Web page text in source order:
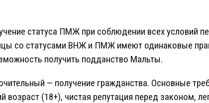
статуса ПМЖ при соблюдении всех условий
со статусами ВНЖ и ПМЖ имеют одинаковые
получить подданство Мальты.
— получение гражданства. Основные
возраст (18+), чистая репутация перед законом,